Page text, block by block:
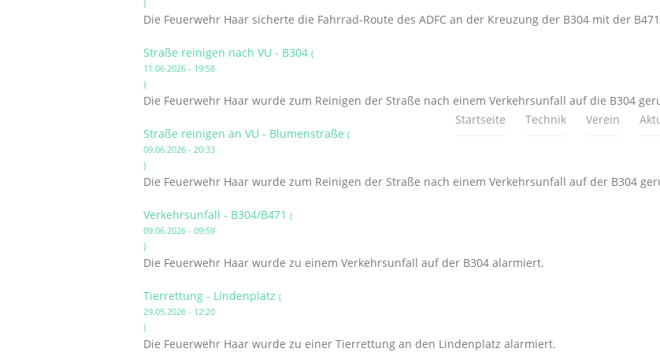
Startseite Technik Verein
)
Die Feuerwehr Haar sicherte die Fahrrad-Route des ADFC an der Kreuzung der B304 mit der
Straße reinigen nach VU - B304 (
11.06.2026 - 19:58
)
Die Feuerwehr Haar wurde zum Reinigen der Straße nach einem Verkehrsunfall auf die B304
Straße reinigen an VU - Blumenstraße (
09.06.2026 - 20:33
)
Die Feuerwehr Haar wurde zum Reinigen der Straße nach einem Verkehrsunfall auf der B304
Verkehrsunfall - B304/B471 (
09.06.2026 - 09:59
)
Die Feuerwehr Haar wurde zu einem Verkehrsunfall auf der B304 alarmiert.
Tierrettung - Lindenplatz (
29.05.2026 - 12:20
)
Die Feuerwehr Haar wurde zu einer Tierrettung an den Lindenplatz alarmiert.